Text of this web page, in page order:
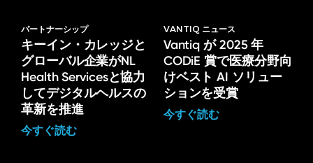
パートナーシップ
キーイン・カレッジと
グローバル企業がNL
Health Servicesと協力
してデジタルヘルスの
革新を推進
今すぐ読む
VANTIQ ニュース
Vantiq が 2025 年
CODiE 賞で医療分野向
けベスト AI ソリュー
ションを受賞
今すぐ読む